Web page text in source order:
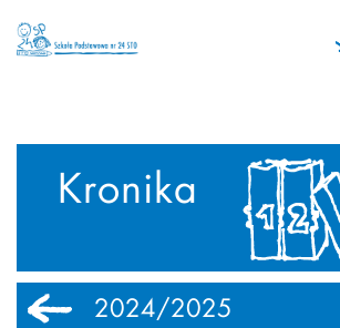
Kronika
2024/2025